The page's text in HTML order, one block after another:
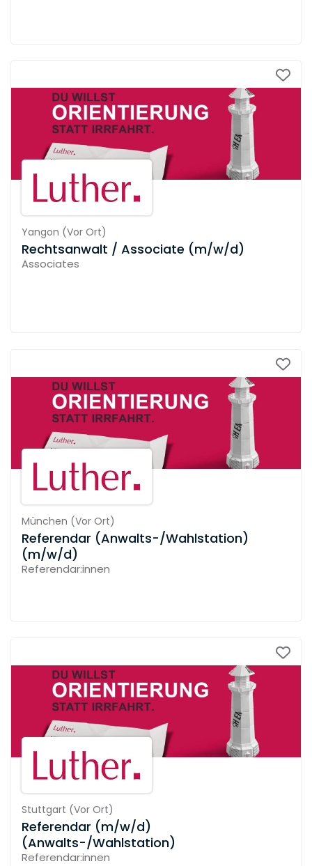
Yangon (Vor Ort)
Rechtsanwalt / Associate (m/w/d)
Associates
München (Vor Ort)
Referendar (Anwalts-/Wahlstation)
(m/w/d)
Referendar:innen
Stuttgart (Vor Ort)
Referendar (m/w/d)
(Anwalts-/Wahlstation)
Referendar:innen